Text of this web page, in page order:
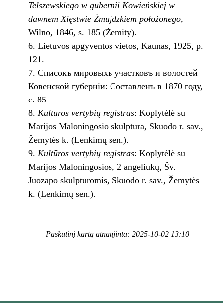
Telszewskiego w gubernii Kowieńskiej w
dawnem Xięstwie Żmujdzkiem położonego,
Wilno, 1846, s. 185 (Żemity).
Lietuvos apgyventos vietos, Kaunas, 1925, p.
121.
Списокъ мировыхъ участковъ и волостей
Ковенской губерніи: Составленъ в 1870 году,
c. 85
Kultūros vertybių registras: Koplytėlė su
Marijos Maloningosio skulptūra, Skuodo r. sav.,
Žemytės k. (Lenkimų sen.).
Kultūros vertybių registras: Koplytėlė su
Marijos Maloningosios, 2 angeliukų, Šv.
Juozapo skulptūromis, Skuodo r. sav., Žemytės
k. (Lenkimų sen.).
Paskutinį kartą atnaujinta: 2025-10-02 13:10